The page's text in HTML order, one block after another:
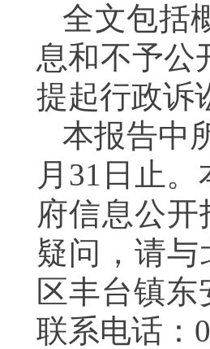
全文包括
息和不予公
提起行政诉
本报告中
月 31 日止
府信息公开
疑问，请
区丰台镇东
联系电话：